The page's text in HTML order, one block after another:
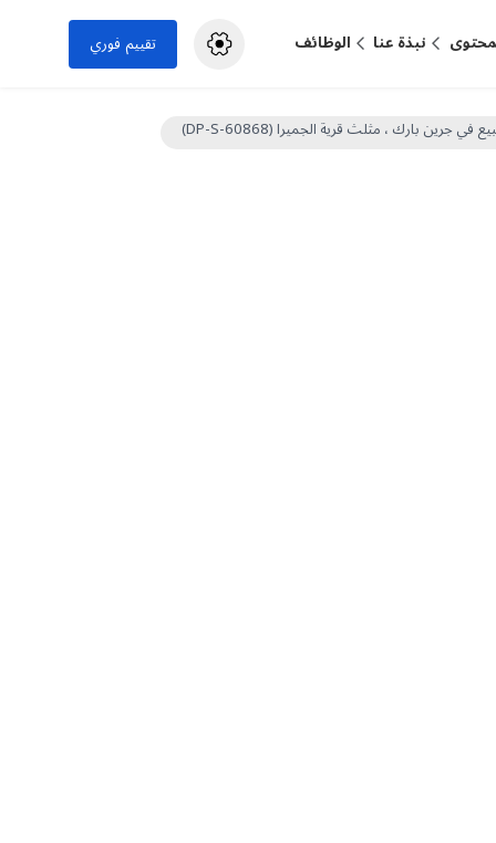
نبذة عنا الوظائف تقييم فوري